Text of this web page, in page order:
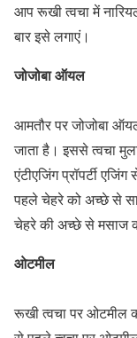
आप रूखी त्वचा में
बार इसे लगाएं।
जोजोबा ऑयल
आमतौर पर जोजोबा
जाता है। इससे त्वचा
एंटीएजिंग प्रॉपर्टी
पहले चेहरे को अच्छे से
चेहरे की अच्छे से मसाज
ओटमील
रूखी त्वचा पर ओटमील